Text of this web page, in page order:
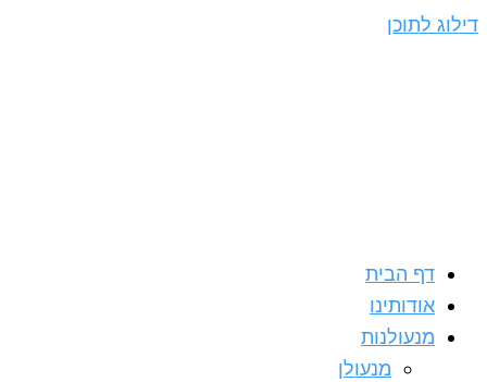
דילוג לתוכן
דף הבית
אודותינו
מנעולנות
מנעולן